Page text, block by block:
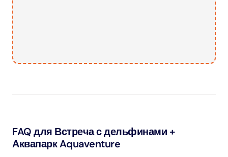
FAQ для Встреча с дельфинами +
Аквапарк Aquaventure